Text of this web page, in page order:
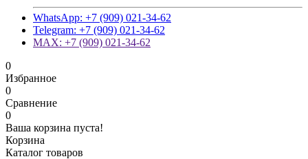
WhatsApp: +7 (909) 021-34-62
Telegram: +7 (909) 021-34-62
MAX: +7 (909) 021-34-62
0
Избранное
0
Сравнение
0
Ваша корзина пуста!
Корзина
Каталог товаров